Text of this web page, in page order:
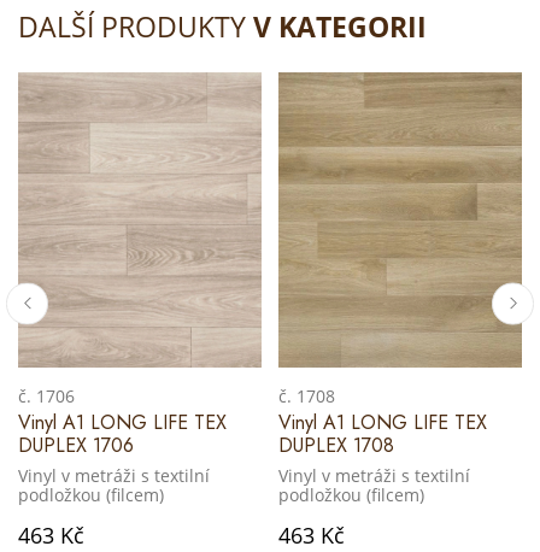
DALŠÍ PRODUKTYV KATEGORII
č. 1706
Vinyl A1 LONG LIFE TEX
DUPLEX 1706
Vinyl v metráži s textilní
podložkou (filcem)
463 Kč
č. 1708
Vinyl A1 LONG LIFE TEX
DUPLEX 1708
Vinyl v metráži s textilní
podložkou (filcem)
463 Kč